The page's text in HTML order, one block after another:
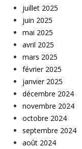
juillet 2025
juin 2025
mai 2025
avril 2025
mars 2025
février 2025
janvier 2025
décembre 2024
novembre 2024
octobre 2024
septembre 2024
août 2024